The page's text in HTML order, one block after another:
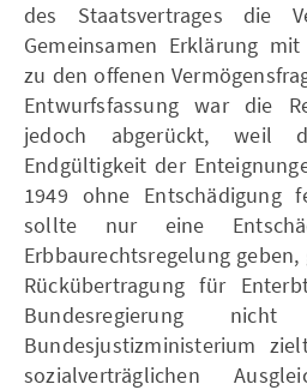
des Staatsvertrages die
Gemeinsamen Erklärung
zu den offenen
Entwurfsfassung war die
jedoch abgerückt, weil
Endgültigkeit der
1949 ohne Entschädigung
sollte nur eine
Erbbaurechtsregelung
Rückübertragung für
Bundesregierung
Bundesjustizministerium
sozialverträglichen